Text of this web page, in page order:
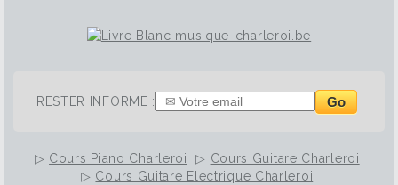
RESTER INFORME : Go
▷ Cours Piano Charleroi ▷ Cours Guitare Charleroi
▷ Cours Guitare Electrique Charleroi